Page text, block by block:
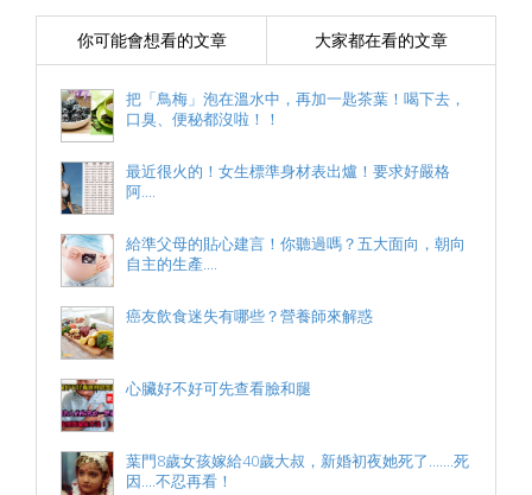
你可能會想看的文章 大家都在看的文章
把「鳥梅」泡在溫水中，再加一匙茶葉！喝下去，
口臭、便秘都沒啦！！
最近很火的！女生標準身材表出爐！要求好嚴格
阿....
給準父母的貼心建言！你聽過嗎？五大面向，朝向
自主的生產....
癌友飲食迷失有哪些？營養師來解惑
心臟好不好可先查看臉和腿
葉門8歲女孩嫁給40歲大叔，新婚初夜她死了.......死
因....不忍再看！